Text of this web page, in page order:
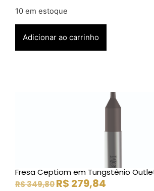
10 em estoque
Adicionar ao carrinho
Fresa Ceptiom em Tungstênio
R$349,80R$ 279,84